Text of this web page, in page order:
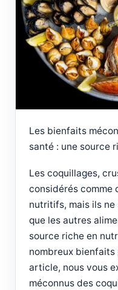
Les bienfaits
santé : une source
Les coquillages,
considérés comme
nutritifs, mais ils ne
que les autres
source riche en
nombreux bienfaits
article, nous vous
méconnus des